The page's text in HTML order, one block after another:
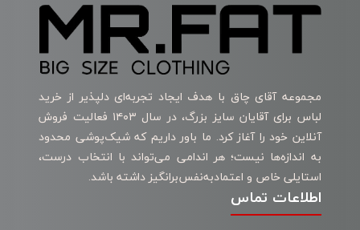
مجموعه آقای چاق با هدف ایجاد تجربه‌ای دلپذیر از خرید
لباس برای آقایان سایز بزرگ، در سال ۱۴۰۳ فعالیت فروش
آنلاین خود را آغاز کرد. ما باور داریم که شیک‌پوشی محدود
به اندازه‌ها نیست؛ هر اندامی می‌تواند با انتخاب درست،
استایلی خاص و اعتمادبه‌نفس‌برانگیز داشته باشد.
اطلاعات تماس